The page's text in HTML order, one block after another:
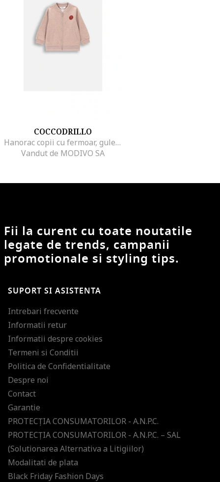
COCCODRILLO
Hanorac copii cu fermoar, guler inalt, buzunare, bej, bumbac
Vandut de MODIVO SA
Fii la curent cu toate noutatile
legate de trends, campanii
promotionale si styling tips.
SUPORT SI ASISTENTA
Intrebari frecvente
Informatii retur
Informatii despre cookies
Termeni si Conditii
Politica de Confidentialitate
Despre noi
Contact
Garantie
PROTECŢIA CONSUMATORILOR - A.N.P.C.
PROTECŢIA CONSUMATORILOR - A.N.P.C. – SAL
(Solutionarea Alternativa a Litigiilor)
Modalitati de plata
Black Friday Fashion Days